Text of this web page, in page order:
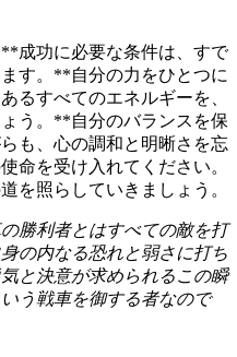
成功に必要な条件は、すで
す。**自分の力をひとつに
るすべてのエネルギーを、
う。**自分のバランスを保
も、心の調和と明晰さを忘
命を受け入れてください。
を照らしていきましょう。
勝利者とはすべての敵を打
の内なる恐れと弱さに打ち
と決意が求められるこの瞬
う戦車を御する者なので